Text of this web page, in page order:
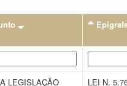
LEGISLAÇÃO
LEI N.